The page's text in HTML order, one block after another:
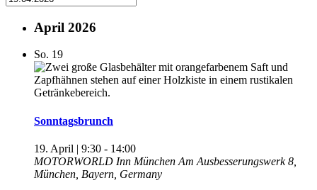
April 2026
So. 19
Sonntagsbrunch
19. April | 9:30 - 14:00
MOTORWORLD Inn München Am Ausbesserungswerk 8,
München, Bayern, Germany